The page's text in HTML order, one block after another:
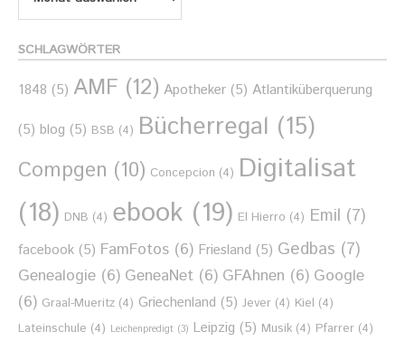
Monat
SCHLAGWÖRTER
1848 (5) AMF (12) Apotheker (5) Atlantiküberquerung
(5) blog (5) BSB (4) Bücherregal (15)
Compgen (10) Concepcion (4) Digitalisat
(18) DNB (4) ebook (19) El Hierro (4) Emil (7)
facebook (5) FamFotos (6) Friesland (5) Gedbas (7)
Genealogie (6) GeneaNet (6) GFAhnen (6) Google
(6) Graal-Mueritz (4) Griechenland (5) Jever (4) Kiel (4)
Lateinschule (4) Leichenpredigt (3) Leipzig (5) Musik (4) Pfarrer (4)